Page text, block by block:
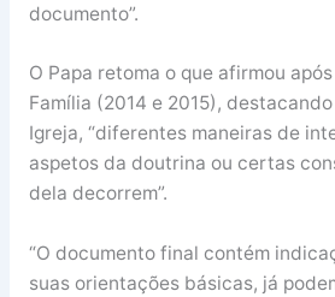
documento”.
O Papa retoma o que afirmou
Família (2014 e 2015),
Igreja, “diferentes maneiras de
aspetos da doutrina ou certas
dela decorrem”.
“O documento final contém
suas orientações básicas, já